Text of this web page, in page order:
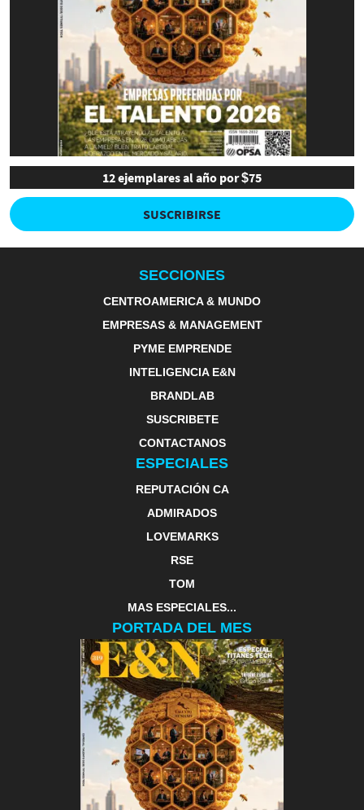
12 ejemplares al año por $75
SUSCRIBIRSE
SECCIONES
CENTROAMERICA & MUNDO
EMPRESAS & MANAGEMENT
PYME EMPRENDE
INTELIGENCIA E&N
BRANDLAB
SUSCRIBETE
CONTACTANOS
ESPECIALES
REPUTACIÓN CA
ADMIRADOS
LOVEMARKS
RSE
TOM
MAS ESPECIALES...
PORTADA DEL MES